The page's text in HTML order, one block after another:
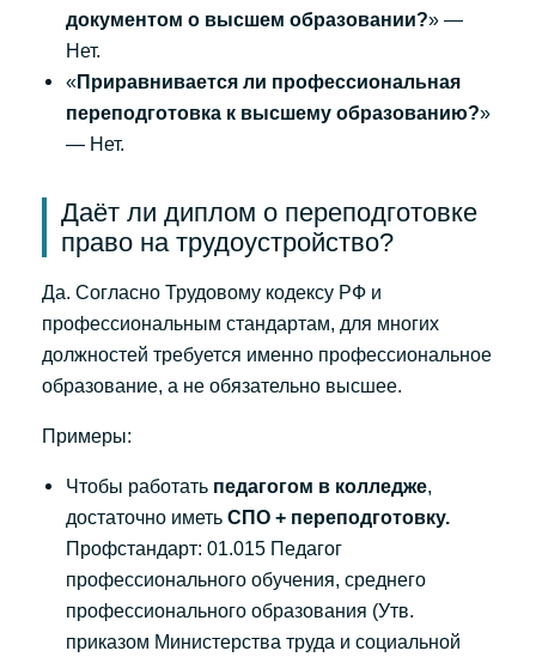
документом о высшем образовании?» —
Нет.
«Приравнивается ли профессиональная
переподготовка к высшему образованию?»
— Нет.
Даёт ли диплом о переподготовке
право на трудоустройство?
Да. Согласно Трудовому кодексу РФ и
профессиональным стандартам, для многих
должностей требуется именно профессиональное
образование, а не обязательно высшее.
Примеры:
Чтобы работать педагогом в колледже,
достаточно иметь СПО + переподготовку.
Профстандарт: 01.015 Педагог
профессионального обучения, среднего
профессионального образования (Утв.
приказом Министерства труда и социальной